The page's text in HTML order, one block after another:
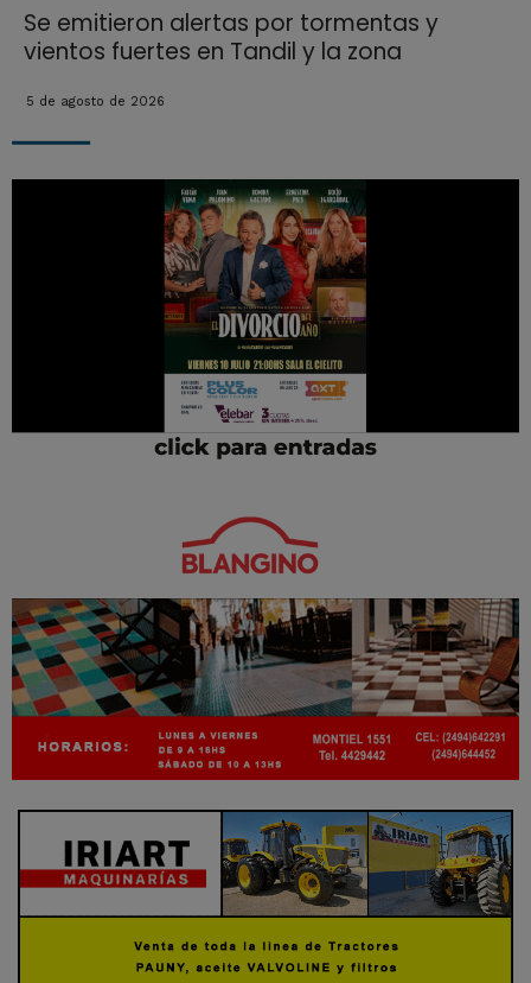
Se emitieron alertas por tormentas y
vientos fuertes en Tandil y la zona
5 de agosto de 2026